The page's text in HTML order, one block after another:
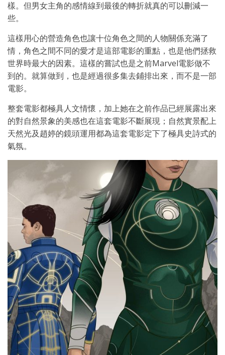
樣。但男女主角的感情線到最後的轉折就真的可以刪減一
些。
這樣用心的營造角色也讓十位角色之間的人物關係充滿了
情，角色之間不同的愛才是這部電影的重點，也是他們拯救
世界時最大的因素。這樣的嘗試也是之前Marvel電影做不
到的。就算做到，也是經過很多集去鋪排出來，而不是一部
電影。
整套電影都極具人文情懷，加上她在之前作品已經展露出來
的對自然景象的美感也在這套電影不斷展現；自然實景配上
天然光及趙婷的鏡頭運用都為這套電影定下了極具史詩式的
氣氛。